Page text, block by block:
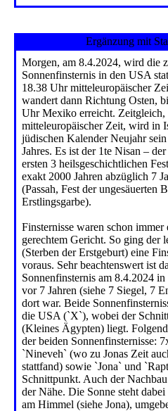
Ergänzung mit
Morgen, am 8.4.2024, wird die
Sonnenfinsternis in den USA
18.38 Uhr mitteleuropäischer
wandert dann Richtung Osten,
Uhr Mexiko erreicht. Zeitgleich,
mitteleuropäischer Zeit, wird in
jüdischen Kalender Neujahr
Jahres. Es ist der 1te Nisan –
ersten 3 heilsgeschichtlichen
exakt 2000 Jahren abzüglich 7
(Passah, Fest der ungesäuerten
Erstlingsgarbe).
Finsternisse waren schon
gerechtem Gericht. So ging der
(Sterben der Erstgeburt) eine
voraus. Sehr beachtenswert ist
Sonnenfinsternis am 8.4.2024
vor 7 Jahren (siehe 7 Siegel, 7
dort war. Beide
die USA (`X`), wobei der
(Kleines Ägypten) liegt.
der beiden Sonnenfinsternisse:
`Nineveh` (wo zu Jonas Zeit
stattfand) sowie `Jona` und
Schnittpunkt. Auch der
der Nähe. Die Sonne steht
am Himmel (siehe Jona),